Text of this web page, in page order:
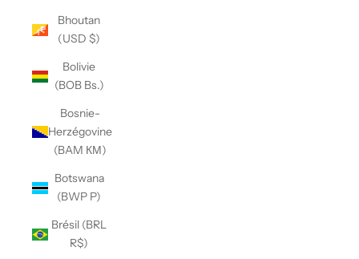
Bhoutan
(USD $)
Bolivie
(BOB Bs.)
Bosnie-
Herzégovine
(BAM КМ)
Botswana
(BWP P)
Brésil (BRL
R$)